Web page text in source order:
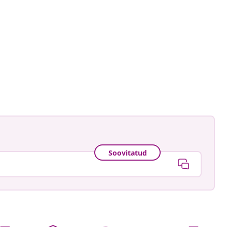
Soovitatud